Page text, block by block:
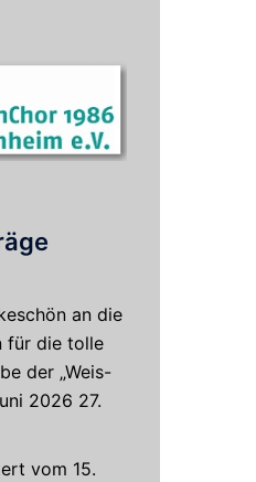
an die
für die tolle
der „Weis-
2026 27.
vom 15.